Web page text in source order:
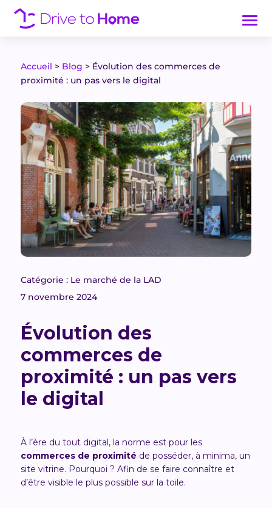
Accueil > Blog > Évolution des commerces de
proximité : un pas vers le digital
Catégorie : Le marché de la LAD
7 novembre 2024
Évolution des
commerces de
proximité : un pas vers
le digital
À l’ère du tout digital, la norme est pour les
commerces de proximité de posséder, à minima, un
site vitrine. Pourquoi ? Afin de se faire connaître et
d’être visible le plus possible sur la toile.